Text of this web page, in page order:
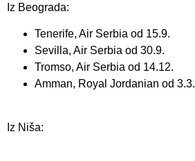
Iz Beograda:
Tenerife, Air Serbia od 15.9.
Sevilla, Air Serbia od 30.9.
Tromso, Air Serbia od 14.12.
Amman, Royal Jordanian od 3.3.
Iz Niša: